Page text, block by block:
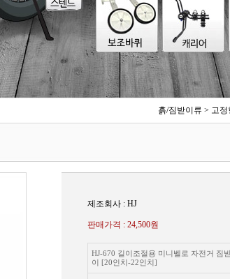
흙/짐받이류 > 고정
제조회사 : HJ
판매가격 : 24,500원
HJ-670 길이조절용 미니벨로 자전거 짐
이 [20인치-22인치]